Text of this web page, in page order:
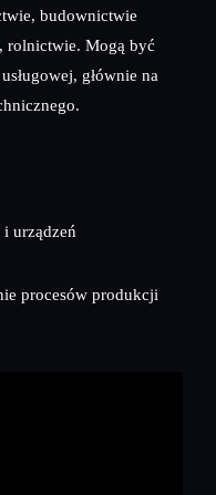
budownictwie
rolnictwie. Mogą być
głównie na
i urządzeń
procesów produkcji